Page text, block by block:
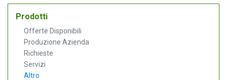
Prodotti
Offerte Disponibili
Produzione Azienda
Richieste
Servizi
Altro